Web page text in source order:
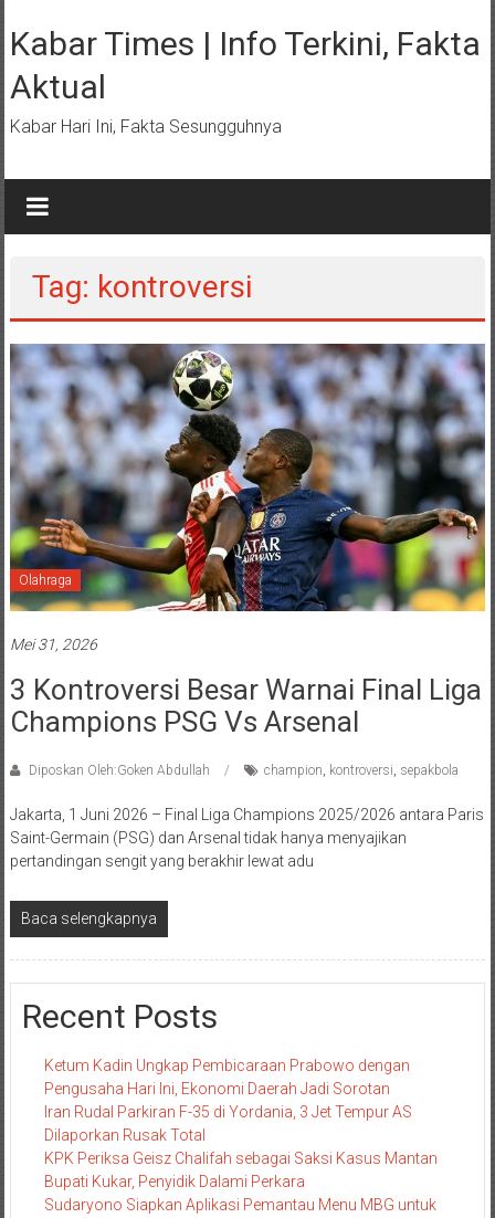
ke
konten
Kabar Times | Info Terkini, Fakta
Aktual
Kabar Hari Ini, Fakta Sesungguhnya
Tag: kontroversi
Olahraga
Mei 31, 2026
3 Kontroversi Besar Warnai Final Liga
Champions PSG Vs Arsenal
Diposkan Oleh:Goken Abdullah champion, kontroversi, sepakbola
Jakarta, 1 Juni 2026 – Final Liga Champions 2025/2026 antara Paris
Saint-Germain (PSG) dan Arsenal tidak hanya menyajikan
pertandingan sengit yang berakhir lewat adu
Baca selengkapnya
Recent Posts
Ketum Kadin Ungkap Pembicaraan Prabowo dengan
Pengusaha Hari Ini, Ekonomi Daerah Jadi Sorotan
Iran Rudal Parkiran F-35 di Yordania, 3 Jet Tempur AS
Dilaporkan Rusak Total
KPK Periksa Geisz Chalifah sebagai Saksi Kasus Mantan
Bupati Kukar, Penyidik Dalami Perkara
Sudaryono Siapkan Aplikasi Pemantau Menu MBG untuk